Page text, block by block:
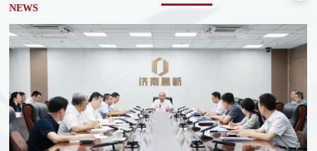
NEWS